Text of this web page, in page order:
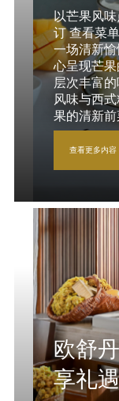
以芒果风
订 查看菜
一场清新
心呈现芒
层次丰富
风味与西
果的清新
查看更多内容
欧舒
享礼遇